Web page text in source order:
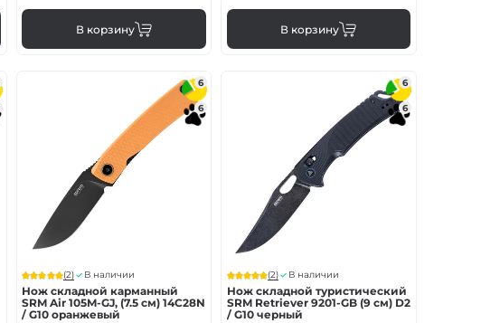
В корзину В корзину
6
6
(2) В наличии
Нож складной карманный
SRM Air 105M-GJ, (7.5 см) 14C28N
/ G10 оранжевый
6
6
(2) В наличии
Нож складной туристический
SRM Retriever 9201-GB (9 см) D2
/ G10 черный